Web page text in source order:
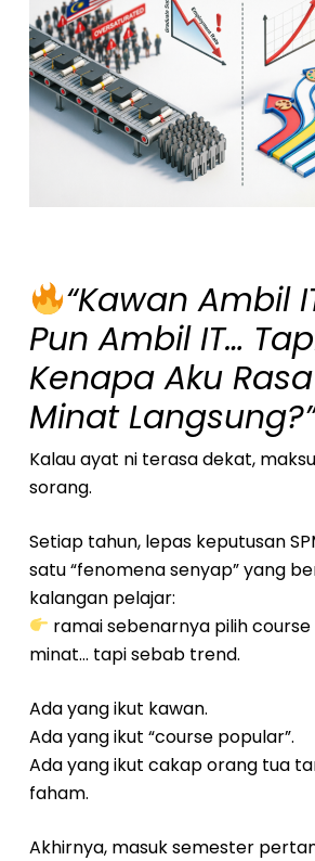
“Kawan Ambil
Pun Ambil IT…
Kenapa Aku
Minat Langsung?”
Kalau ayat ni terasa dekat,
sorang.
Setiap tahun, lepas keputusan
satu “fenomena senyap” yang
kalangan pelajar:
ramai sebenarnya pilih
minat… tapi sebab trend.
Ada yang ikut kawan.
Ada yang ikut “course popular”.
Ada yang ikut cakap orang tua
faham.
Akhirnya, masuk semester